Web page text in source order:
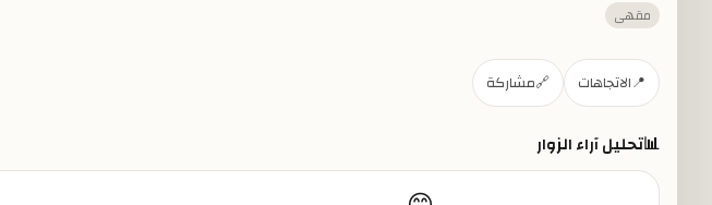
مقهى
📍الاتجاهات 🔗مشاركة
📊تحليل آراء الزوار